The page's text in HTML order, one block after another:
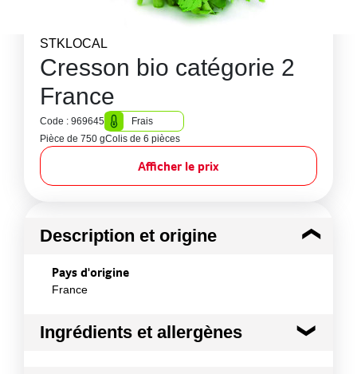
STKLOCAL
Cresson bio catégorie 2
France
Code : 969645
Frais
Pièce de 750 gColis de 6 pièces
Afficher le prix
Description et origine
Pays d'origine
France
Ingrédients et allergènes